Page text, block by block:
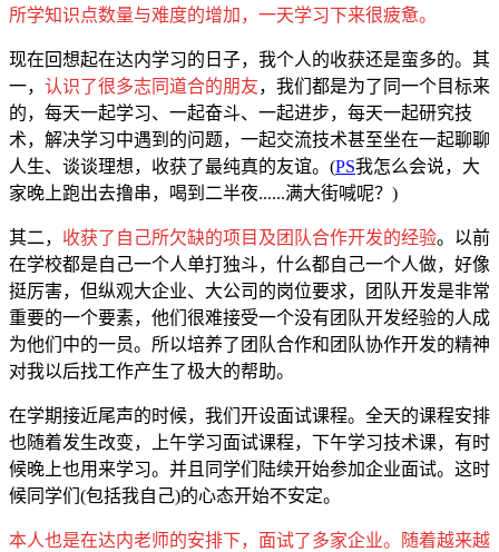
所学知识点数量与难度的增加，一天学习下来很疲惫。
现在回想起在达内学习的日子，我个人的收获还是蛮多的。其
一， 认识了很多志同道合的朋友，我们都是为了同一个目标来
的，每天一起学习、一起奋斗、一起进步，每天一起研究技
术，解决学习中遇到的问题，一起交流技术甚至坐在一起聊聊
人生、谈谈理想，收获了最纯真的友谊。(PS我怎么会说，大
家晚上跑出去撸串，喝到二半夜......满大街喊呢？)
其二， 收获了自己所欠缺的项目及团队合作开发的经验。以前
在学校都是自己一个人单打独斗，什么都自己一个人做，好像
挺厉害，但纵观大企业、大公司的岗位要求，团队开发是非常
重要的一个要素，他们很难接受一个没有团队开发经验的人成
为他们中的一员。所以培养了团队合作和团队协作开发的精神
对我以后找工作产生了极大的帮助。
在学期接近尾声的时候，我们开设面试课程。全天的课程安排
也随着发生改变，上午学习面试课程，下午学习技术课，有时
候晚上也用来学习。并且同学们陆续开始参加企业面试。这时
候同学们(包括我自己)的心态开始不安定。
本人也是在达内老师的安排下，面试了多家企业。随着越来越